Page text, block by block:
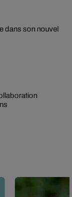
dans son nouvel